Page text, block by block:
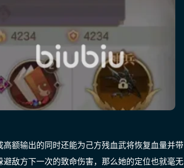
额输出的同时还能为己方残血武将恢复血量并带
敌方下一次的致命伤害，那么她的定位也就毫无